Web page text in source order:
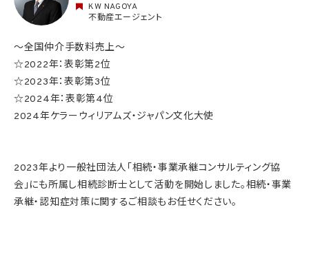
KW NAGOYA
不動産エージェント
～全国仲介手数料売上～
☆2022年：表彰第2位
☆2023年：表彰第3位
☆2024年：表彰第4位
2024年ケラーウィリアムズ・ジャパン文化大使
2023年より一般社団法人「相続・事業承継コンサルティング協
会」にも所属し相続診断士として活動を開始しました。相続・事業
承継・認知症対策に関するご相談もお任せください。